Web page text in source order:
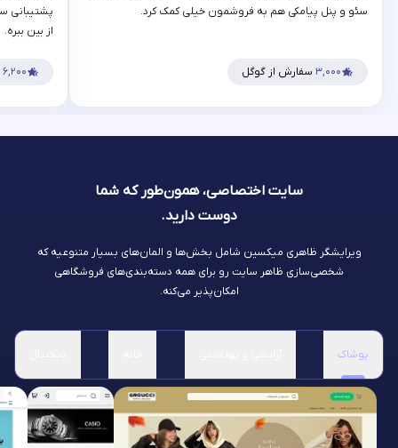
سئو و پنل پیامکی هم به فروشمون خیلی کمک کرد.
۳,۰۰۰ سفارش از گوگل
پشتیبانی
از بین ببره.
۶,۲۰۰
سایت اختصاصی، همون‌طور که شما
دوست دارید.
ویرایشگر ظاهری میکسین شامل بخش‌ها و المان‌های بسیار متنوعیه که
شخصی‌سازی ظاهر سایت رو برای همه دسته‌بندی‌های فروشگاهی
امکان‌پذیر می‌کنه.
پوشاک